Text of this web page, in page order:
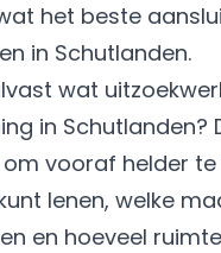
het beste
in Schutlanden.
wat
in Schutlanden?
vooraf helder te
lenen, welke
en hoeveel